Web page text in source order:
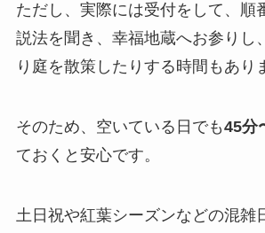
ただし、実際には受付をして、順
説法を聞き、幸福地蔵へお参りし
り庭を散策したりする時間もあり
そのため、空いている日でも45分
ておくと安心です。
土日祝や紅葉シーズンなどの混雑